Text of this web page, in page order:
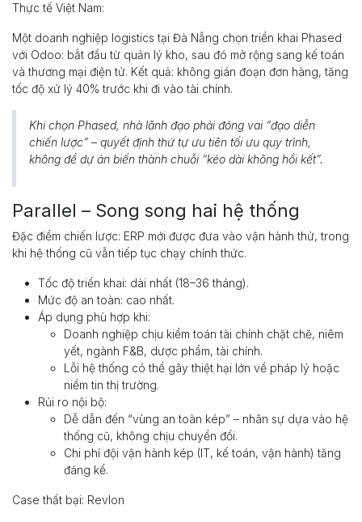
Thực tế Việt Nam:
Một doanh nghiệp logistics tại Đà Nẵng chọn triển khai Phased
với Odoo: bắt đầu từ quản lý kho, sau đó mở rộng sang kế toán
và thương mại điện tử. Kết quả: không gián đoạn đơn hàng, tăng
tốc độ xử lý 40% trước khi đi vào tài chính.
Khi chọn Phased, nhà lãnh đạo phải đóng vai “đạo diễn
chiến lược” – quyết định thứ tự ưu tiên tối ưu quy trình,
không để dự án biến thành chuỗi “kéo dài không hồi kết”.
Parallel – Song song hai hệ thống
Đặc điểm chiến lược: ERP mới được đưa vào vận hành thử, trong
khi hệ thống cũ vẫn tiếp tục chạy chính thức.
Tốc độ triển khai: dài nhất (18–36 tháng).
Mức độ an toàn: cao nhất.
Áp dụng phù hợp khi:
Doanh nghiệp chịu kiểm toán tài chính chặt chẽ, niêm
yết, ngành F&B, dược phẩm, tài chính.
Lỗi hệ thống có thể gây thiệt hại lớn về pháp lý hoặc
niềm tin thị trường.
Rủi ro nội bộ:
Dễ dẫn đến “vùng an toàn kép” – nhân sự dựa vào hệ
thống cũ, không chịu chuyển đổi.
Chi phí đội vận hành kép (IT, kế toán, vận hành) tăng
đáng kể.
Case thất bại: Revlon